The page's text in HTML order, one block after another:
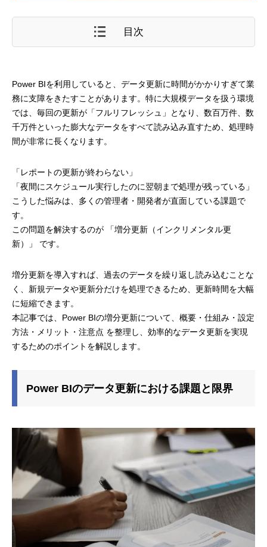
目次
Power BIを利用していると、データ更新に時間がかかりすぎて業
務に支障をきたすことがあります。特に大規模データを扱う環境
では、毎回の更新が「フルリフレッシュ」となり、数百万件、数
千万件といった膨大なデータをすべて読み込み直すため、処理時
間が非常に長くなります。
「レポートの更新が終わらない」
「夜間にスケジュール実行したのに翌朝まで処理が残っている」
こうした悩みは、多くの管理者・開発者が直面している課題で
す。
この問題を解決するのが 「増分更新（インクリメンタル更
新）」 です。
増分更新を導入すれば、過去のデータを繰り返し読み込むことな
く、新規データや更新分だけを処理できるため、更新時間を大幅
に短縮できます。
本記事では、Power BIの増分更新について、概要・仕組み・設定
方法・メリット・注意点 を整理し、効率的なデータ更新を実現
するためのポイントを解説します。
Power BIのデータ更新における課題と限界